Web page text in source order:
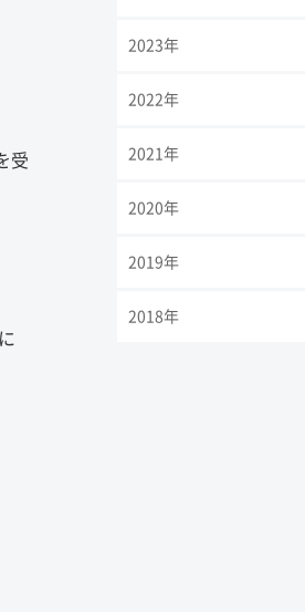
受
2023年
2022年
2021年
2020年
2019年
2018年